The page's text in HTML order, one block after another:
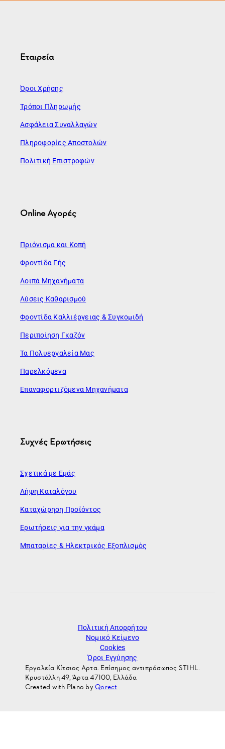
Εταιρεία
Όροι Χρήσης
Τρόποι Πληρωμής
Ασφάλεια Συναλλαγών
Πληροφορίες Αποστολών
Πολιτική Επιστροφών
Online Αγορές
Πριόνισμα και Κοπή
Φροντίδα Γής
Λοιπά Μηχανήματα
Λύσεις Καθαρισμού
Φροντίδα Καλλιέργειας & Συγκομιδή
Περιποίηση Γκαζόν
Τα Πολυεργαλεία Μας
Παρελκόμενα
Επαναφορτιζόμενα Μηχανήματα
Συχνές Ερωτήσεις
Σχετικά με Εμάς
Λήψη Καταλόγου
Καταχώρηση Προϊόντος
Ερωτήσεις για την γκάμα
Μπαταρίες & Ηλεκτρικός Εξοπλισμός
Πολιτική Απορρήτου
Νομικό Κείμενο
Cookies
Όροι Εγγύησης
Εργαλεία Κίτσιος Αρτα. Επίσημος αντιπρόσωπος STIHL.
Κρυστάλλη 49, Άρτα 47100, Ελλάδα
Created with Plano byQorect